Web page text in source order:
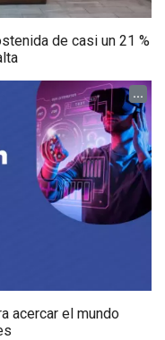
de casi un 21 %
...
acercar el mundo